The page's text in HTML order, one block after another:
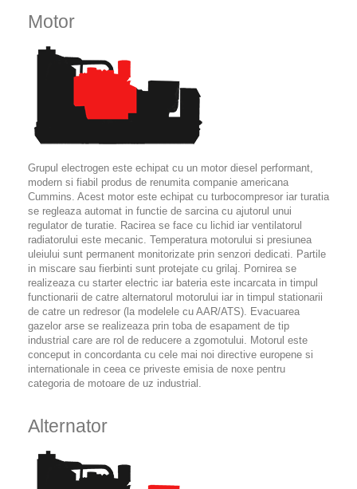
Motor
Grupul electrogen este echipat cu un motor diesel performant,
modern si fiabil produs de renumita companie americana
Cummins. Acest motor este echipat cu turbocompresor iar turatia
se regleaza automat in functie de sarcina cu ajutorul unui
regulator de turatie. Racirea se face cu lichid iar ventilatorul
radiatorului este mecanic. Temperatura motorului si presiunea
uleiului sunt permanent monitorizate prin senzori dedicati. Partile
in miscare sau fierbinti sunt protejate cu grilaj. Pornirea se
realizeaza cu starter electric iar bateria este incarcata in timpul
functionarii de catre alternatorul motorului iar in timpul stationarii
de catre un redresor (la modelele cu AAR/ATS). Evacuarea
gazelor arse se realizeaza prin toba de esapament de tip
industrial care are rol de reducere a zgomotului. Motorul este
conceput in concordanta cu cele mai noi directive europene si
internationale in ceea ce priveste emisia de noxe pentru
categoria de motoare de uz industrial.
Alternator